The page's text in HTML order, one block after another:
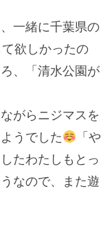
一緒に千葉県の
欲しかったの
、「清水公園が
がらニジマスを
うでした
「や
たわたしもとっ
なので、また遊